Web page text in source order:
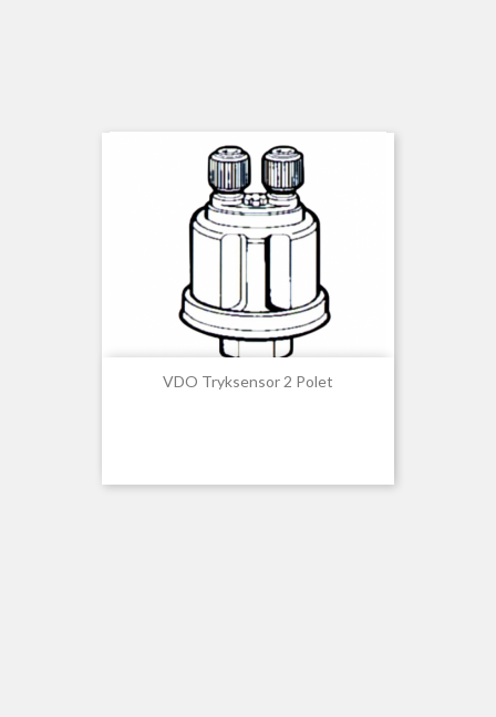
VDO Tryksensor 2 Polet